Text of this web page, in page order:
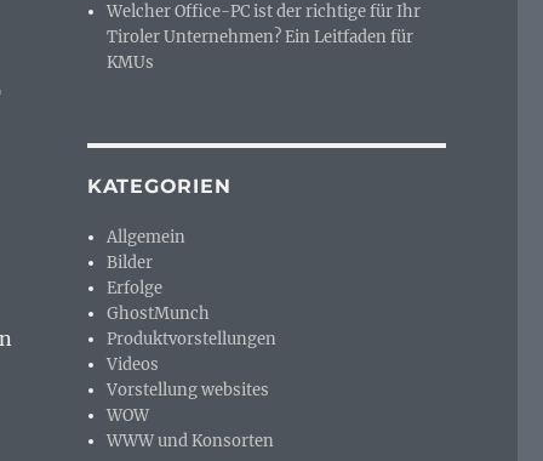
Welcher Office-PC ist der richtige für Ihr
Tiroler Unternehmen? Ein Leitfaden für
KMUs
KATEGORIEN
Allgemein
Bilder
Erfolge
GhostMunch
Produktvorstellungen
Videos
Vorstellung websites
WOW
WWW und Konsorten